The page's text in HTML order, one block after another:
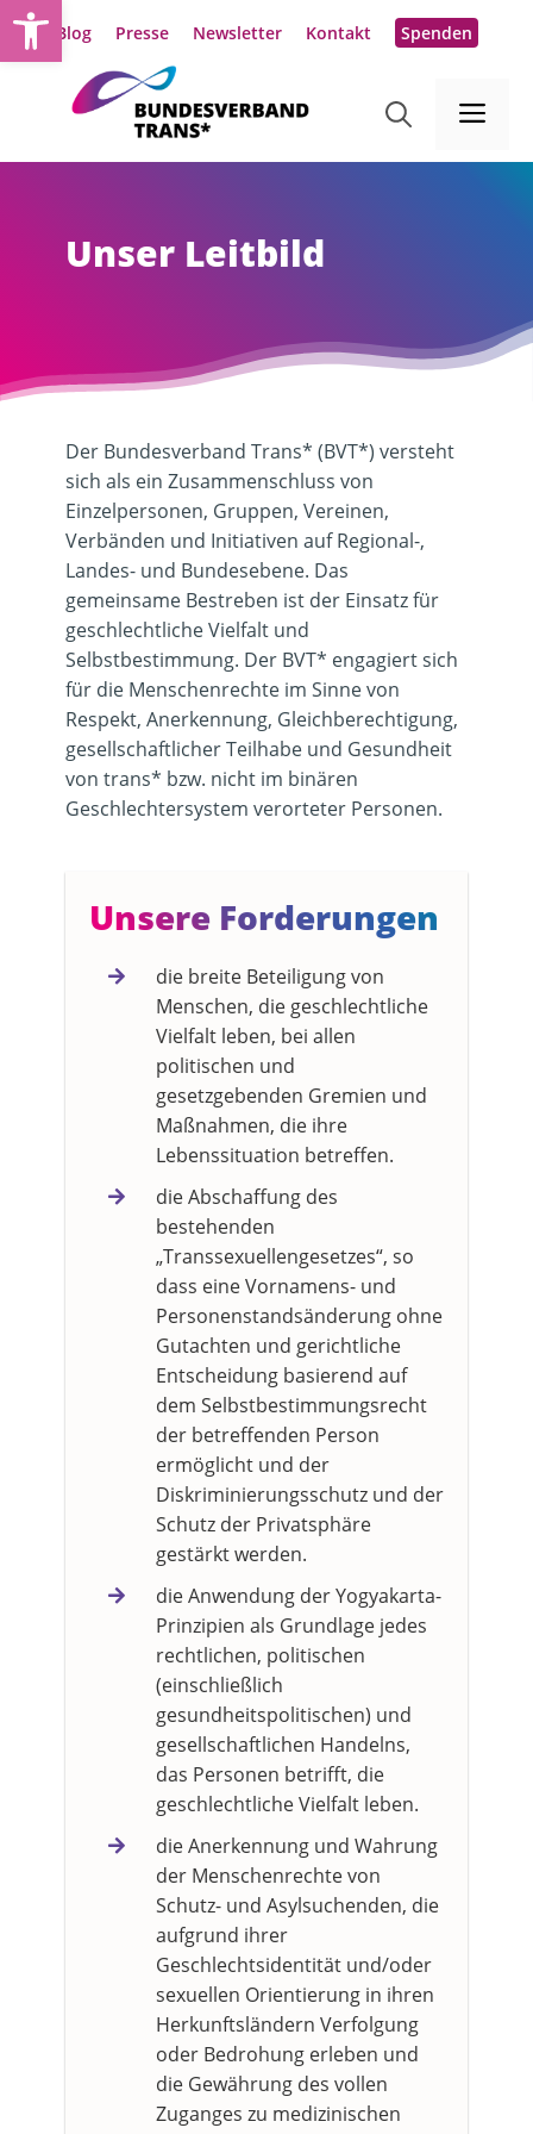
Zum
Inhalt
Blog Presse Newsletter Kontakt Spenden
Unser Leitbild
Der Bundesverband Trans* (BVT*) versteht
sich als ein Zusammenschluss von
Einzelpersonen, Gruppen, Vereinen,
Verbänden und Initiativen auf Regional-,
Landes- und Bundesebene. Das
gemeinsame Bestreben ist der Einsatz für
geschlechtliche Vielfalt und
Selbstbestimmung. Der BVT* engagiert sich
für die Menschenrechte im Sinne von
Respekt, Anerkennung, Gleichberechtigung,
gesellschaftlicher Teilhabe und Gesundheit
von trans* bzw. nicht im binären
Geschlechtersystem verorteter Personen.
Unsere Forderungen
die breite Beteiligung von
Menschen, die geschlechtliche
Vielfalt leben, bei allen
politischen und
gesetzgebenden Gremien und
Maßnahmen, die ihre
Lebenssituation betreffen.
die Abschaffung des
bestehenden
„Transsexuellengesetzes“, so
dass eine Vornamens- und
Personenstandsänderung ohne
Gutachten und gerichtliche
Entscheidung basierend auf
dem Selbstbestimmungsrecht
der betreffenden Person
ermöglicht und der
Diskriminierungsschutz und der
Schutz der Privatsphäre
gestärkt werden.
die Anwendung der Yogyakarta-
Prinzipien als Grundlage jedes
rechtlichen, politischen
(einschließlich
gesundheitspolitischen) und
gesellschaftlichen Handelns,
das Personen betrifft, die
geschlechtliche Vielfalt leben.
die Anerkennung und Wahrung
der Menschenrechte von
Schutz- und Asylsuchenden, die
aufgrund ihrer
Geschlechtsidentität und/oder
sexuellen Orientierung in ihren
Herkunftsländern Verfolgung
oder Bedrohung erleben und
die Gewährung des vollen
Zuganges zu medizinischen